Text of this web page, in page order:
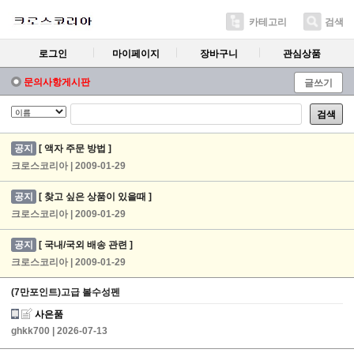
카테고리 검색
로그인 마이페이지 장바구니 관심상품
문의사항게시판 글쓰기
검색
공지
[ 액자 주문 방법 ]
크로스코리아 | 2009-01-29
공지
[ 찾고 싶은 상품이 있을때 ]
크로스코리아 | 2009-01-29
공지
[ 국내/국외 배송 관련 ]
크로스코리아 | 2009-01-29
(7만포인트)고급 볼수성펜
사은품
ghkk700
| 2026-07-13